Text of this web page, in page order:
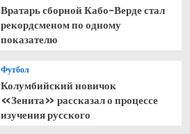
Вратарь сборной Кабо-Верде стал
рекордсменом по одному
показателю
Футбол
Колумбийский новичок
«Зенита» рассказал о процессе
изучения русского